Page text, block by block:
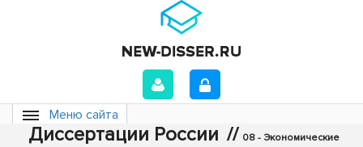
Меню сайта
Диссертации России // 08 - Экономические